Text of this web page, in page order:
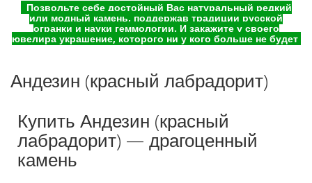
Позвольте себе достойный Вас натуральный редкий
или модный камень, поддержав традиции русской
огранки и науки геммологии. И закажите у своего
ювелира украшение, которого ни у кого больше не будет
Андезин (красный лабрадорит)
Купить Андезин (красный
лабрадорит) — драгоценный
камень